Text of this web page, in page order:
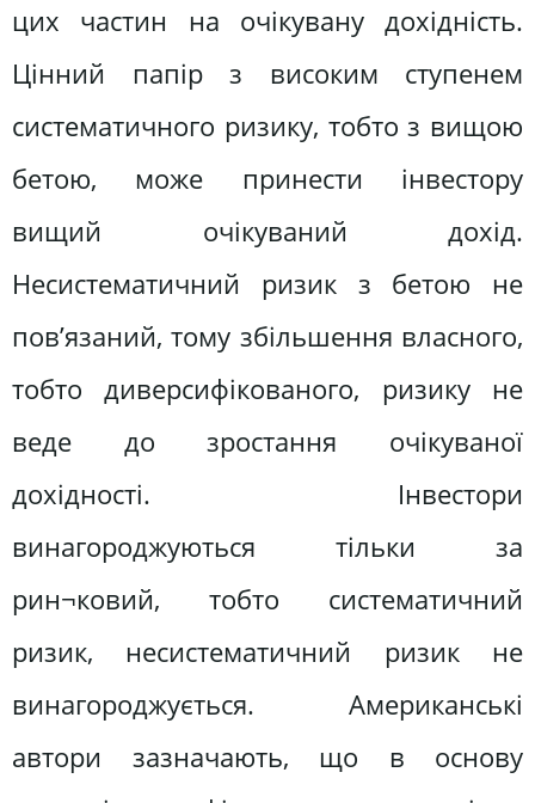
цих частин на очікувану дохідність.
Цінний папір з високим ступенем
систематичного ризику, тобто з вищою
бетою, може принести інвестору
вищий очікуваний дохід.
Несистематичний ризик з бетою не
пов’язаний, тому збільшення власного,
тобто диверсифікованого, ризику не
веде до зростання очікуваної
дохідності. Інвестори
винагороджуються тільки за
рин¬ковий, тобто систематичний
ризик, несистематичний ризик не
винагороджується. Американські
автори зазначають, що в основу